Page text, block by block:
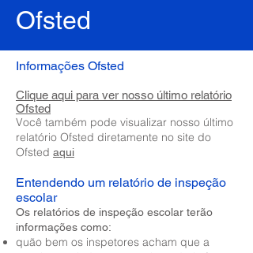
Ofsted
Informações Ofsted
Clique aqui para ver nosso último relatório
Ofsted
Você também pode visualizar nosso último
relatório Ofsted diretamente no site do
Ofsted aqui
Entendendo um relatório de inspeção
escolar
Os relatórios de inspeção escolar terão
informações como:
quão bem os inspetores acham que a